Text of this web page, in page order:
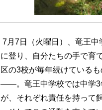
7月7日（火曜日）、竜王
に登り、自分たちの手で育
区の3校が毎年続けている
――。竜王中学校では中学3
が、それぞれ責任を持って